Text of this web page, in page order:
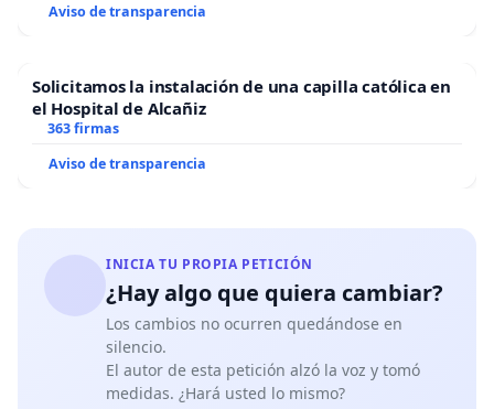
Aviso de transparencia
Solicitamos la instalación de una capilla católica en
el Hospital de Alcañiz
363 firmas
Aviso de transparencia
INICIA TU PROPIA PETICIÓN
¿Hay algo que quiera cambiar?
Los cambios no ocurren quedándose en
silencio.
El autor de esta petición alzó la voz y tomó
medidas. ¿Hará usted lo mismo?